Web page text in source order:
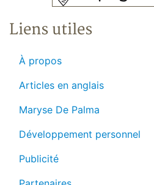
Liens utiles
À propos
Articles en anglais
Maryse De Palma
Développement personnel
Publicité